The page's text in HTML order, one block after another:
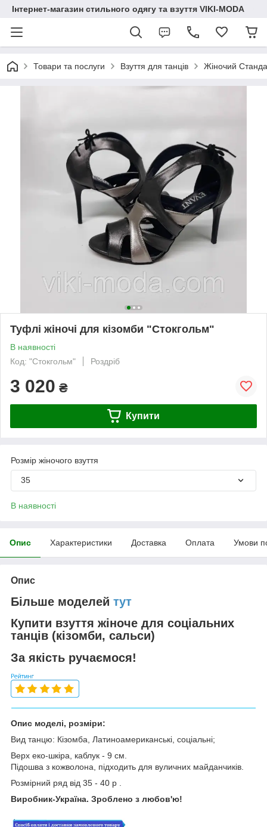
Інтернет-магазин стильного одягу та взуття VIKI-MODA
Товари та послуги Взуття для танців Жіночий
Туфлі жіночі для кізомби "Стокгольм"
В наявності
Код: "Стокгольм"
Роздріб
3 020 ₴
Купити
Розмір жіночого взуття
35
В наявності
Опис Характеристики Доставка Оплата Умови
Опис
Більше моделей тут
Купити взуття жіноче для соціальних
танців (кізомби, сальси)
За якість ручаємося!
Опис моделі, розміри:
Вид танцю: Кізомба, Латиноамериканські, соціальні;
Верх еко-шкіра, каблук - 9 см.
Підошва з кожволона, підходить для вуличних майданчиків.
Розмірний ряд від 35 - 40 р .
Виробник-Україна. Зроблено з любов'ю!